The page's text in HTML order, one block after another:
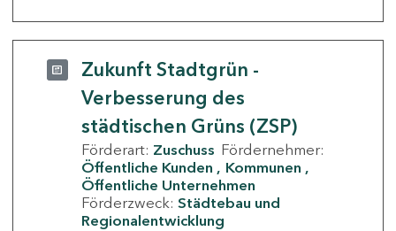
Zukunft Stadtgrün -
Verbesserung des
städtischen Grüns (ZSP)
Förderart: Zuschuss Fördernehmer:
Öffentliche Kunden
Kommunen
Öffentliche Unternehmen
Förderzweck: Städtebau und
Regionalentwicklung